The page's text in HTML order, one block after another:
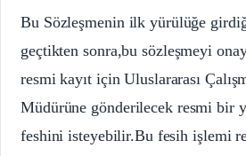
Bu Sözleşmenin ilk yürülüğe
geçtikten sonra,bu sözleşmeyi
resmi kayıt için Uluslararası
Müdürüne gönderilecek resmi bir
feshini isteyebilir.Bu fesih işlemi